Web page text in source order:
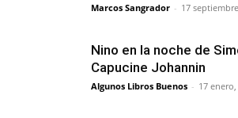
Marcos Sangrador - 17
Nino en la noche de
Capucine Johannin
Algunos Libros Buenos - 17